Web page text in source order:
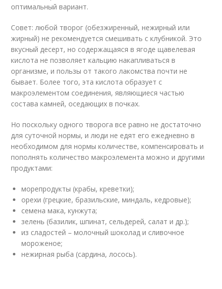
оптимальный вариант.
Совет: любой творог (обезжиренный, нежирный или
жирный) не рекомендуется смешивать с клубникой. Это
вкусный десерт, но содержащаяся в ягоде щавелевая
кислота не позволяет кальцию накапливаться в
организме, и пользы от такого лакомства почти не
бывает. Более того, эта кислота образует с
макроэлементом соединения, являющиеся частью
состава камней, оседающих в почках.
Но поскольку одного творога все равно не достаточно
для суточной нормы, и люди не едят его ежедневно в
необходимом для нормы количестве, компенсировать и
пополнять количество макроэлемента можно и другими
продуктами:
морепродукты (крабы, креветки);
орехи (грецкие, бразильские, миндаль, кедровые);
семена мака, кунжута;
зелень (базилик, шпинат, сельдерей, салат и др.);
из сладостей – молочный шоколад и сливочное
мороженое;
нежирная рыба (сардина, лосось).